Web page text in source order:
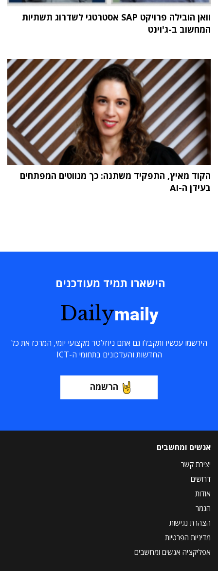
וואן הובילה פרויקט SAP אסטרטגי לשדרוג תשתיות
המחשוב ב-ג'וינט
הקוד מאיץ, התפקיד משתנה: כך מנווטים המפתחים
בעידן ה-AI
הישארו תמיד מעודכנים
Dailymaily
הירשמו עכשיו ותקבלו גם אתם ניוזלטר מקצועי יומי, המרכז את כל
החדשות והעדכונים בתחומי ה-ICT
הרשמה
אנשים ומחשבים
יצירת קשר
דרושים
אודות
הנמר
הצהרת נגישות
מדיניות הפרטיות
אפליקציה אנשים ומחשבים